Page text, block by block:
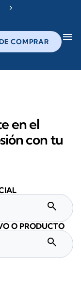
COMPRAR menu
en el
con tu
search
O PRODUCTO
search